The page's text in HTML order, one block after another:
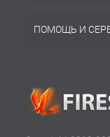
ПОМОЩЬ И